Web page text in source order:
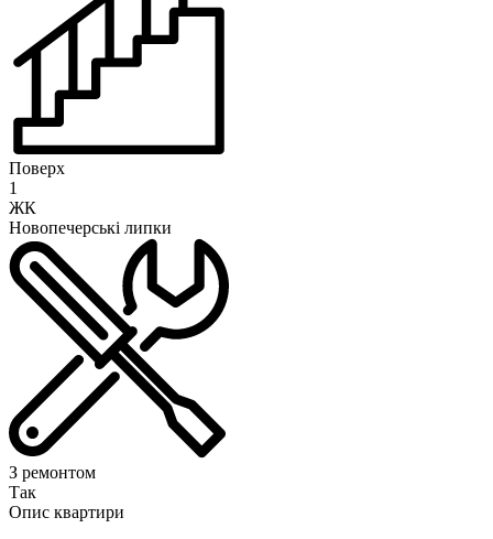
Поверх
1
ЖК
Новопечерські липки
З ремонтом
Так
Опис квартири